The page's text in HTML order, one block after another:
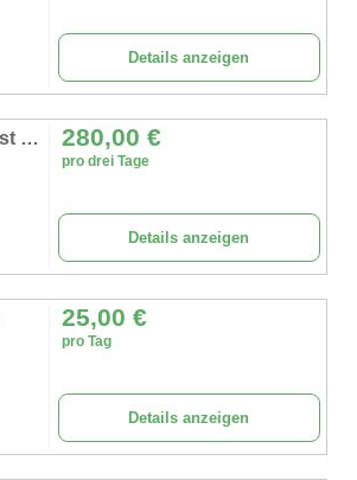
Details anzeigen
Fahrgerüst 13,2 m Arbeitshöhe Plattform 1,80 x 0,60 m Rollgerüst Malergerüst Handwerkergerüst Profi 280,00 €
pro drei Tage
Details anzeigen
25,00 €
pro Tag
Details anzeigen